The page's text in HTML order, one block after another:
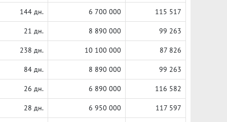
144 дн. 6 700 000 115 517
21 дн. 8 890 000 99 263
238 дн. 10 100 000 87 826
84 дн. 8 890 000 99 263
26 дн. 6 890 000 116 582
28 дн. 6 950 000 117 597